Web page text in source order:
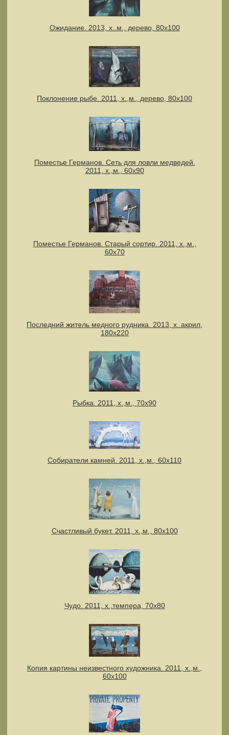
Ожидание. 2013, х..м., дерево, 80х100
Поклонение рыбе. 2011, х.,м., дерево, 80х100
Поместье Германов. Сеть для ловли медведей.
2011, х.,м., 60х90
Поместье Германов. Старый сортир. 2011, х.,м.,
60х70
Последний житель медного рудника. 2013, х..акрил,
180х220
Рыбка. 2011, х.,м., 70х90
Собиратели камней. 2011, х.,м., 60х110
Счастливый букет. 2011, х.,м., 80х100
Чудо. 2011, х.,темпера, 70х80
Копия картины неизвестного художника. 2011, х.,м.,
60х100